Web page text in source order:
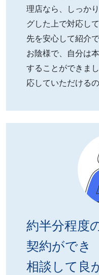
理店なら、しっか
グした上で対応し
先を安心して紹介で
お陰様で、自分は
することができま
応していただける
約半分程度
契約ができ
相談して良